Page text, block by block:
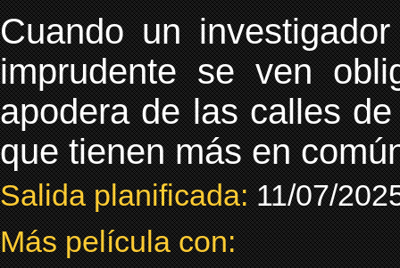
Cuando un
imprudente se ven
apodera de las calles
que tienen más en
Salida planificada:11/07/
Más película con: